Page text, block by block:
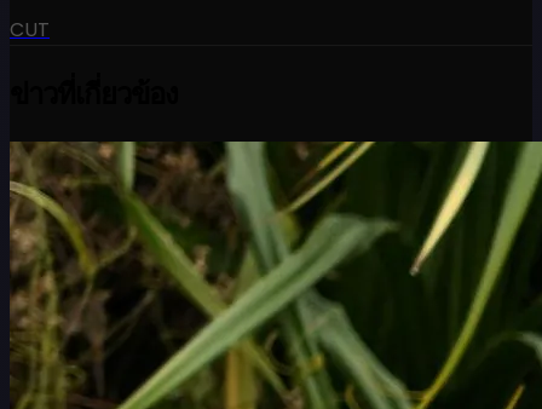
CUT